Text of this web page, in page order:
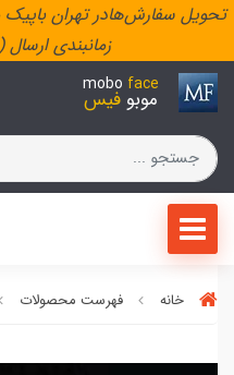
تحویل سفارش‌هادر تهران
زمانبندی ارسال
mobo face
موبو فیس
خانه فهرست محصولات